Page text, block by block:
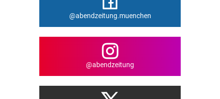
@abendzeitung.muenchen
@abendzeitung